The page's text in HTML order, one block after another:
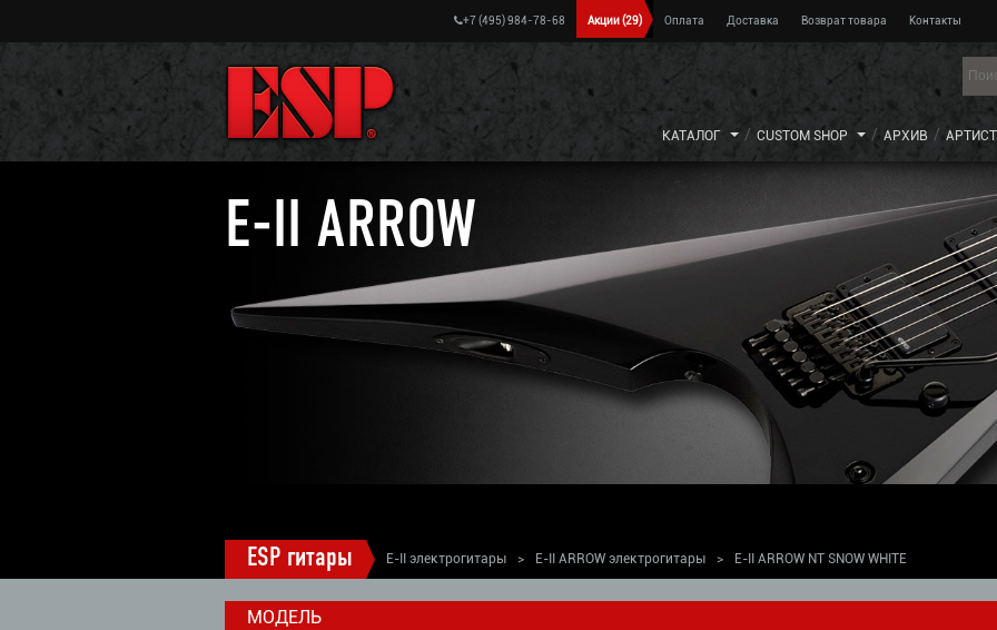
КАТАЛОГ CUSTOM SHOP АРХИВ
+7 (495) 984-78-68 Акции(29) Оплата Доставка Возврат товара Контакты
E-II ARROW
ESP гитары E-II электрогитары > E-II ARROW электрогитары > E-II ARROW NT SNOW WHITE
МОДЕЛЬ